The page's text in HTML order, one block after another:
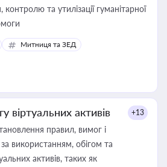
та утилізації гуманітарної
Митниця та ЗЕД
віртуальних активів +13
правил, вимог і
використанням, обігом та
активів, таких як